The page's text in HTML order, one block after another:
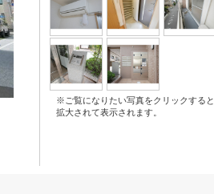
※ご覧になりたい写真をクリックすると
拡大されて表示されます。